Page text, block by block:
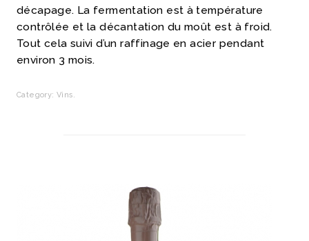
décapage. La fermentation est à température
contrôlée et la décantation du moût est à froid.
Tout cela suivi d’un raffinage en acier pendant
environ 3 mois.
Category: Vins.